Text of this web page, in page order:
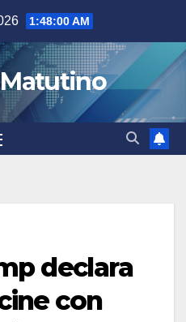
1:48:01 AM
declara
con